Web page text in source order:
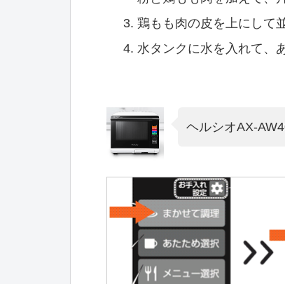
鶏もも肉の皮を上にして
水タンクに水を入れて、
ヘルシオAX-